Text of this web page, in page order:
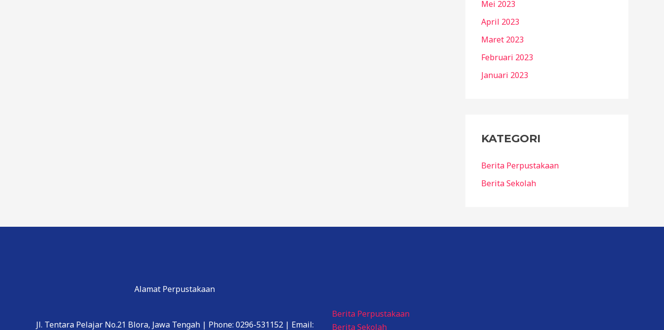
Mei 2023
April 2023
Maret 2023
Februari 2023
Januari 2023
KATEGORI
Berita Perpustakaan
Berita Sekolah
Alamat Perpustakaan
Jl. Tentara Pelajar No.21 Blora, Jawa Tengah | Phone: 0296-531152 | Email:
Berita Perpustakaan
Berita Sekolah